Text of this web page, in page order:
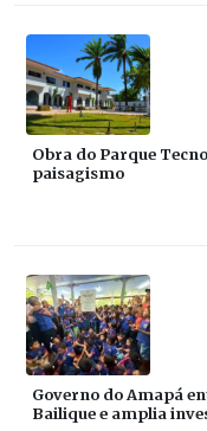
Obra do Parque
paisagismo
Governo do Amapá
Bailique e amplia